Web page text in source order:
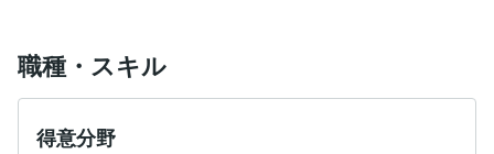
職種・スキル
得意分野